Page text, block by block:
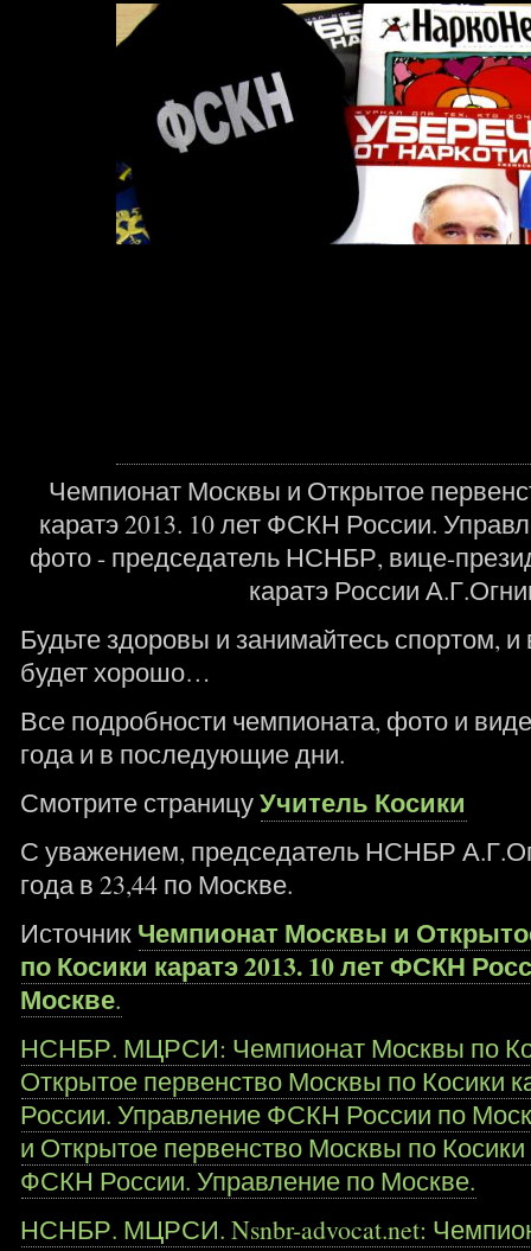
Чемпионат Москвы и Открытое
каратэ 2013. 10 лет ФСКН России.
фото - председатель НСНБР, вице-
каратэ России
Будьте здоровы и занимайтесь спортом,
будет хорошо…
Все подробности чемпионата, фото и
года и в последующие дни.
Смотрите страницуУчитель Косики
С уважением, председатель НСНБР
года в 23,44 по Москве.
Источник Чемпионат Москвы и
по Косики каратэ 2013. 10 лет ФСКН
Москве.
НСНБР. МЦРСИ: Чемпионат Москвы по
Открытое первенство Москвы по Косики
России. Управление ФСКН России по
и Открытое первенство Москвы по Косики
ФСКН России. Управление по Москве.
НСНБР. МЦРСИ. Nsnbr-advocat.net: